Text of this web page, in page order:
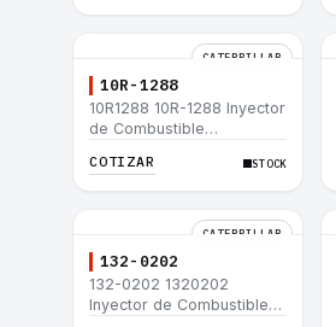
CATERPILLAR
10R-1288
10R1288 10R-1288 Inyector
de Combustible
3512B 3516B 3516C 854G
COTIZAR STOCK
CATERPILLAR
132-0202
132-0202 1320202
Inyector de Combustible